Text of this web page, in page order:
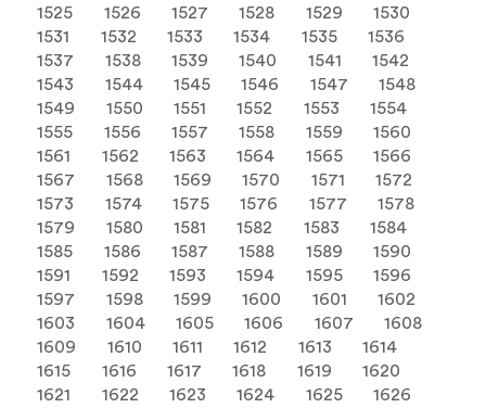
1525
1526 1527 1528 1529
1530
1531
1532 1533 1534 1535
1536
1537
1538 1539 1540 1541
1542
1543
1544 1545 1546 1547
1548
1549
1550 1551 1552 1553
1554
1555
1556 1557 1558 1559
1560
1561
1562 1563 1564 1565
1566
1567
1568 1569 1570 1571
1572
1573
1574 1575 1576 1577
1578
1579
1580 1581 1582 1583
1584
1585
1586 1587 1588 1589
1590
1591
1592 1593 1594 1595
1596
1597
1598 1599 1600 1601
1602
1603
1604 1605 1606 1607
1608
1609
1610 1611 1612 1613
1614
1615
1616 1617 1618 1619
1620
1621
1622 1623 1624 1625
1626